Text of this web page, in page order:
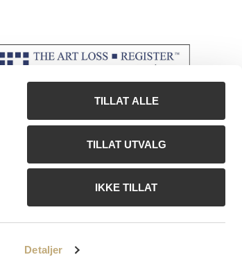
Detaljer
TILLAT ALLE
TILLAT UTVALG
IKKE TILLAT